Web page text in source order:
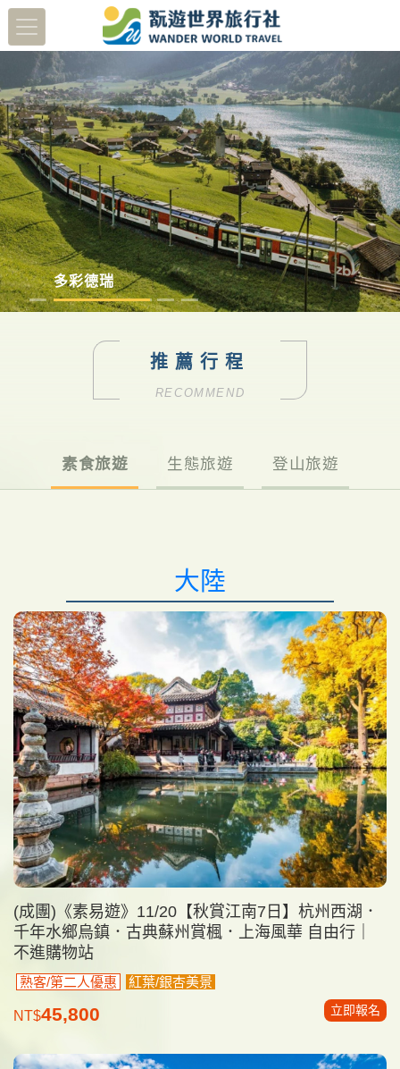
蔬醒南島 多彩德瑞 日本北陸賞櫻8日 澳洲塔斯馬尼亞
推薦行程
RECOMMEND
素食旅遊 生態旅遊 登山旅遊
大陸
(成團)《素易遊》11/20【秋賞江南7日】杭州西湖．
千年水鄉烏鎮．古典蘇州賞楓．上海風華 自由行｜
不進購物站
熟客/第二人優惠 紅葉/銀杏美景
NT$45,800 立即報名